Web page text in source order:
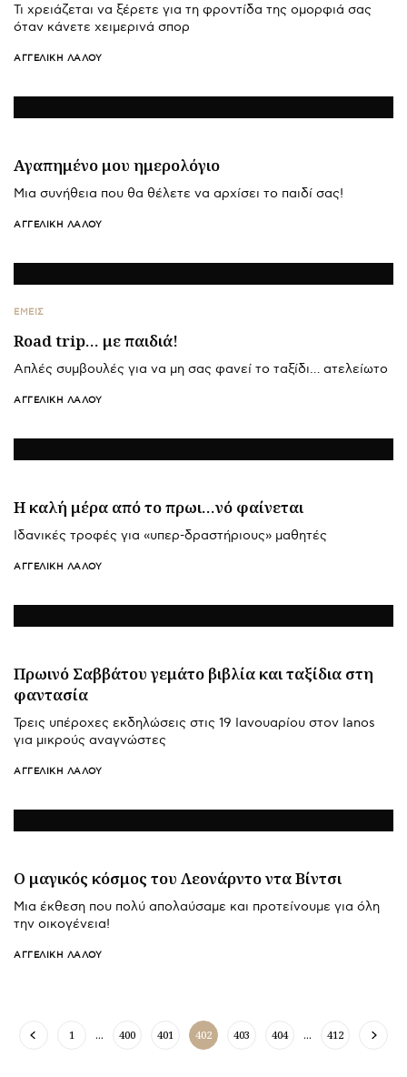
Τι χρειάζεται να ξέρετε για τη φροντίδα της ομορφιά σας
όταν κάνετε χειμερινά σπορ
ΑΓΓΕΛΙΚΉ ΛΆΛΟΥ
Αγαπημένο μου ημερολόγιο
Μια συνήθεια που θα θέλετε να αρχίσει το παιδί σας!
ΑΓΓΕΛΙΚΉ ΛΆΛΟΥ
ΕΜΕΙΣ
Road trip… με παιδιά!
Απλές συμβουλές για να μη σας φανεί το ταξίδι… ατελείωτο
ΑΓΓΕΛΙΚΉ ΛΆΛΟΥ
Η καλή μέρα από το πρωι…νό φαίνεται
Ιδανικές τροφές για «υπερ-δραστήριους» μαθητές
ΑΓΓΕΛΙΚΉ ΛΆΛΟΥ
Πρωινό Σαββάτου γεμάτο βιβλία και ταξίδια στη
φαντασία
Τρεις υπέροχες εκδηλώσεις στις 19 Ιανουαρίου στον Ianos
για μικρούς αναγνώστες
ΑΓΓΕΛΙΚΉ ΛΆΛΟΥ
Ο μαγικός κόσμος του Λεονάρντο ντα Βίντσι
Μια έκθεση που πολύ απολαύσαμε και προτείνουμε για όλη
την οικογένεια!
ΑΓΓΕΛΙΚΉ ΛΆΛΟΥ
1 … 400 401 402 403 404 … 412